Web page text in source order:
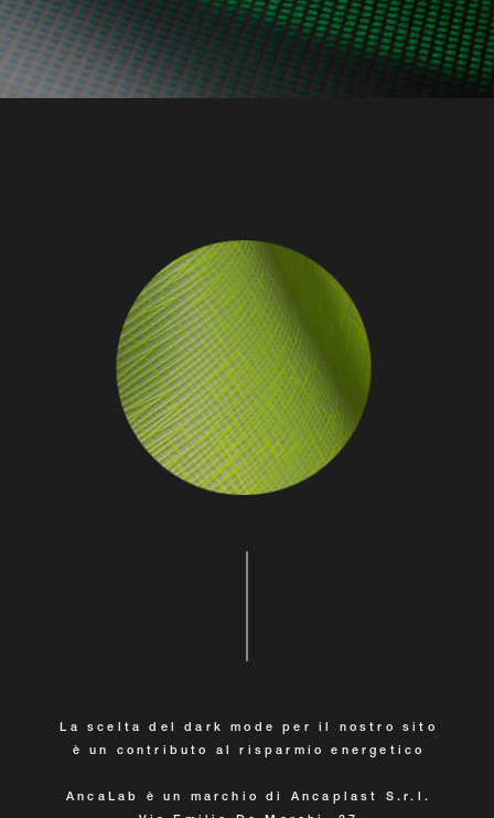
La scelta del dark mode per il nostro sito
è un contributo al risparmio energetico
AncaLab è un marchio di Ancaplast S.r.l.